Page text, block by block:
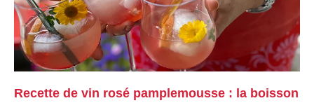
Recette de vin rosé pamplemousse : la boisson